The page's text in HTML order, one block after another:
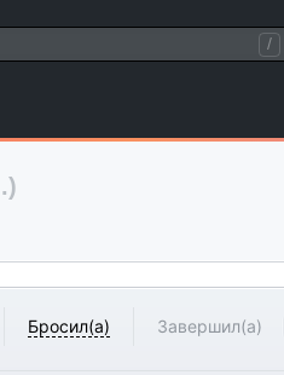
/
Бросил(а) Завершил(а)